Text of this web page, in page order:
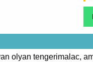
olyan tengerimalac,